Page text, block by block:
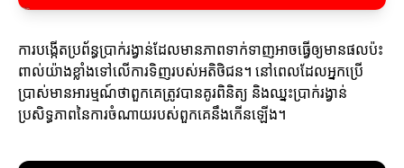
ការបង្កើតប្រព័ន្ធប្រាក់រង្វាន់ដែលមានភាពទាក់ទាញអាចធ្វើឲ្យមានផលប៉ះ
ពាល់យ៉ាងខ្លាំងទៅលើការទិញរបស់អតិថិជន។ នៅពេលដែលអ្នកប្រើ
ប្រាស់មានអារម្មណ៍ថាពួកគេត្រូវបានគូរពិនិត្យ និងឈ្នះប្រាក់រង្វាន់
ប្រសិទ្ធភាពនៃការចំណាយរបស់ពួកគេនឹងកើនឡើង។